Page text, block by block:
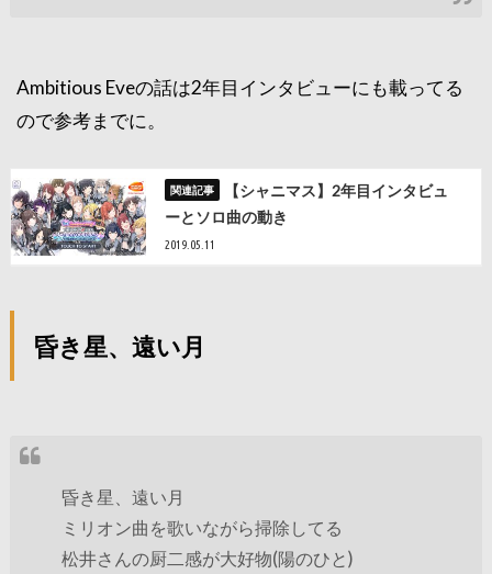
Ambitious Eveの話は2年目インタビューにも載ってる
ので参考までに。
【シャニマス】2年目インタビュ
ーとソロ曲の動き
2019.05.11
昏き星、遠い月
昏き星、遠い月
ミリオン曲を歌いながら掃除してる
松井さんの厨二感が大好物(陽のひと)